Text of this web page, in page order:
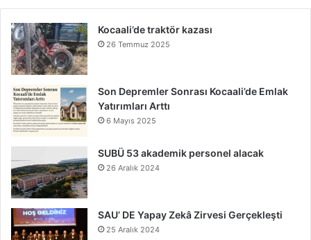
Kocaali’de traktör kazası
26 Temmuz 2025
Son Depremler Sonrası Kocaali’de Emlak
Yatırımları Arttı
6 Mayıs 2025
SUBÜ 53 akademik personel alacak
26 Aralık 2024
SAU’ DE Yapay Zekâ Zirvesi Gerçekleşti
25 Aralık 2024